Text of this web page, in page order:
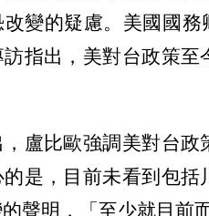
變的疑慮。美國國
指出，美對台政策
盧比歐強調美對台
是，目前未看到包
聲明，「至少就目前